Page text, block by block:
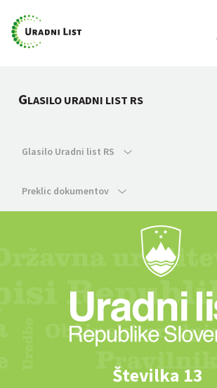
GLASILO URADNI LIST RS
Glasilo Uradni list RS
Preklic dokumentov
Številka 13